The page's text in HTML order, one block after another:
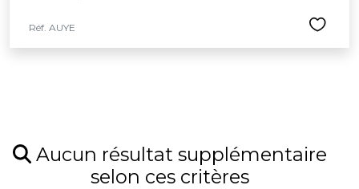
Réf. AUYE
Aucun résultat supplémentaire
selon ces critères